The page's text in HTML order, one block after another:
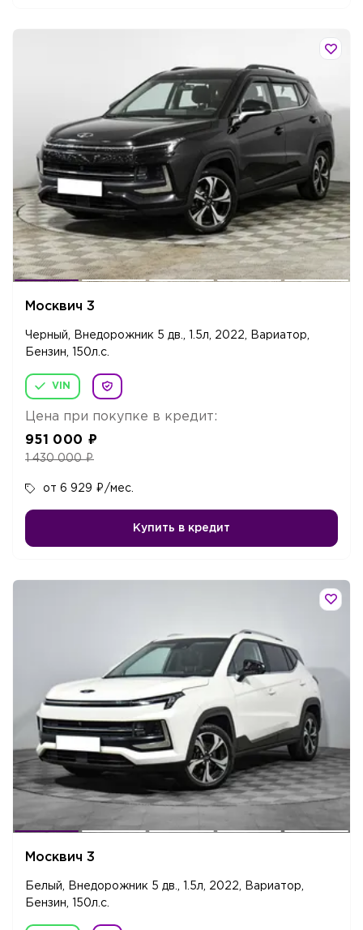
Москвич 3
Черный, Внедорожник 5 дв., 1.5л, 2022, Вариатор,
Бензин, 150л.c.
VIN
Цена при покупке в кредит:
951 000 ₽
1 430 000₽
от 6 929 ₽ /мес.
Купить в кредит
Москвич 3
Белый, Внедорожник 5 дв., 1.5л, 2022, Вариатор,
Бензин, 150л.c.